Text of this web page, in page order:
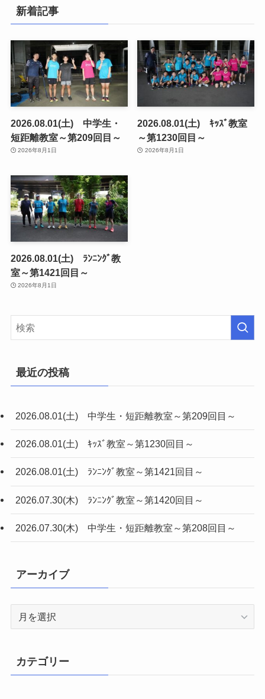
新着記事
2026.08.01(土) 中学生・
短距離教室～第209回目～
2026年8月1日
2026.08.01(土) ｷｯｽﾞ教室
～第1230回目～
2026年8月1日
2026.08.01(土) ﾗﾝﾆﾝｸﾞ教
室～第1421回目～
2026年8月1日
最近の投稿
2026.08.01(土) 中学生・短距離教室～第209回目～
2026.08.01(土) ｷｯｽﾞ教室～第1230回目～
2026.08.01(土) ﾗﾝﾆﾝｸﾞ教室～第1421回目～
2026.07.30(木) ﾗﾝﾆﾝｸﾞ教室～第1420回目～
2026.07.30(木) 中学生・短距離教室～第208回目～
アーカイブ
ブ
カテゴリー